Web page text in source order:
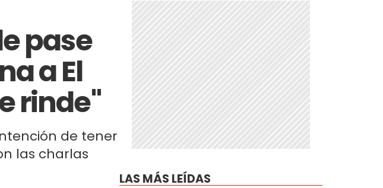
pase
a El
rinde"
de tener
las charlas
LAS MÁS LEÍDAS